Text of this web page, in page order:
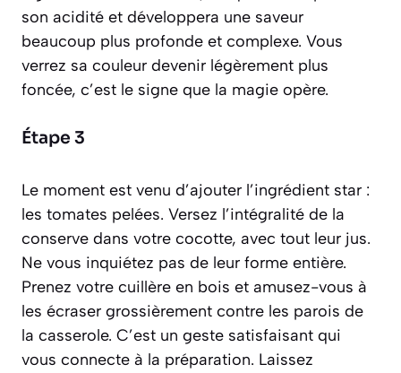
son acidité et développera une saveur
beaucoup plus profonde et complexe. Vous
verrez sa couleur devenir légèrement plus
foncée, c’est le signe que la magie opère.
Étape 3
Le moment est venu d’ajouter l’ingrédient star :
les tomates pelées. Versez l’intégralité de la
conserve dans votre cocotte, avec tout leur jus.
Ne vous inquiétez pas de leur forme entière.
Prenez votre cuillère en bois et amusez-vous à
les écraser grossièrement contre les parois de
la casserole. C’est un geste satisfaisant qui
vous connecte à la préparation. Laissez